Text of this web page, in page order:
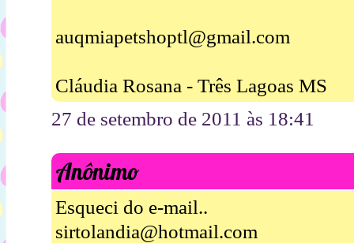
auqmiapetshoptl@gmail.com
Cláudia Rosana - Três Lagoas MS
27 de setembro de 2011 às 18:41
Anônimo
Esqueci do e-mail..
sirtolandia@hotmail.com